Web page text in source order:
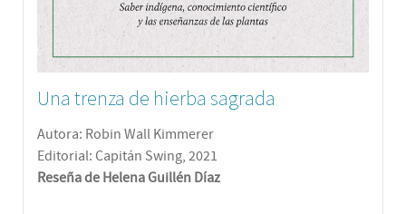
Una trenza de hierba sagrada
Autora: Robin Wall Kimmerer
Editorial: Capitán Swing, 2021
Reseña de Helena Guillén Díaz